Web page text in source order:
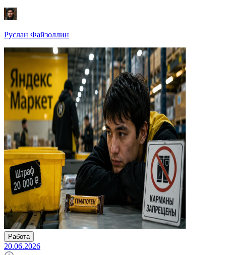
Руслан Файзоллин
Работа
20.06.2026